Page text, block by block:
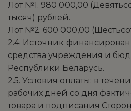
Лот №1. 980 000,00
тысяч) рублей.
Лот №2. 600 000,00
2.4. Источник
средства учреждения и
Республики Беларусь.
2.5. Условия оплаты: в
рабочих дней со дня
товара и подписания